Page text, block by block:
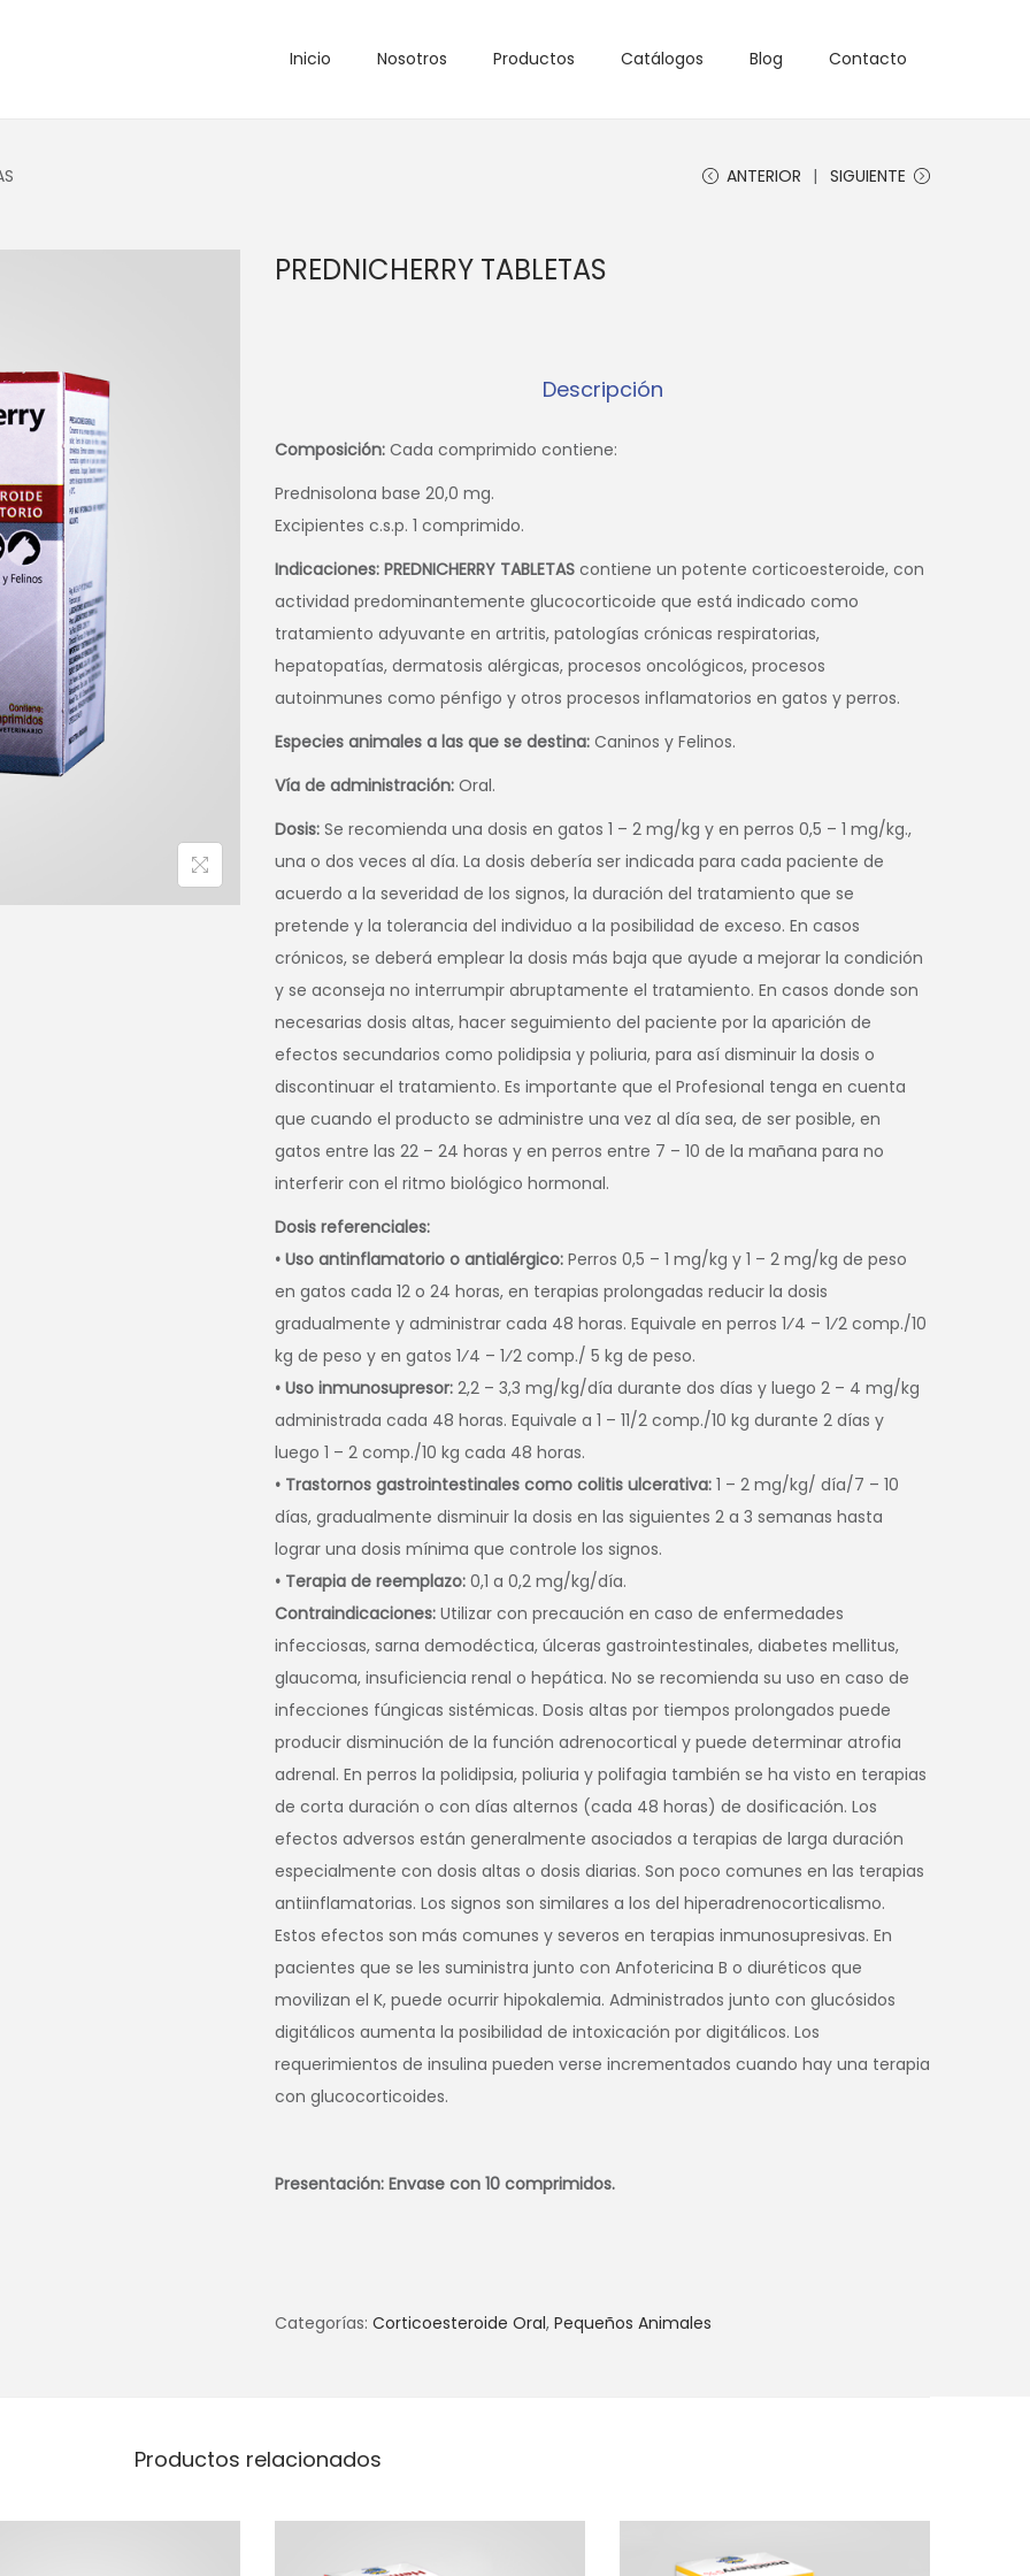
Inicio Nosotros Productos Catálogos Blog Contacto
ANTERIOR SIGUIENTE
PREDNICHERRY TABLETAS
Descripción
Composición: Cada comprimido contiene:
Prednisolona base 20,0 mg.
Excipientes c.s.p. 1 comprimido.
Indicaciones: PREDNICHERRY TABLETAS contiene un potente corticoesteroide, con
actividad predominantemente glucocorticoide que está indicado como
tratamiento adyuvante en artritis, patologías crónicas respiratorias,
hepatopatías, dermatosis alérgicas, procesos oncológicos, procesos
autoinmunes como pénfigo y otros procesos inflamatorios en gatos y perros.
Especies animales a las que se destina: Caninos y Felinos.
Vía de administración: Oral.
Dosis: Se recomienda una dosis en gatos 1 – 2 mg/kg y en perros 0,5 – 1 mg/kg.,
una o dos veces al día. La dosis debería ser indicada para cada paciente de
acuerdo a la severidad de los signos, la duración del tratamiento que se
pretende y la tolerancia del individuo a la posibilidad de exceso. En casos
crónicos, se deberá emplear la dosis más baja que ayude a mejorar la condición
y se aconseja no interrumpir abruptamente el tratamiento. En casos donde son
necesarias dosis altas, hacer seguimiento del paciente por la aparición de
efectos secundarios como polidipsia y poliuria, para así disminuir la dosis o
discontinuar el tratamiento. Es importante que el Profesional tenga en cuenta
que cuando el producto se administre una vez al día sea, de ser posible, en
gatos entre las 22 – 24 horas y en perros entre 7 – 10 de la mañana para no
interferir con el ritmo biológico hormonal.
Dosis referenciales:
• Uso antinflamatorio o antialérgico: Perros 0,5 – 1 mg/kg y 1 – 2 mg/kg de peso
en gatos cada 12 o 24 horas, en terapias prolongadas reducir la dosis
gradualmente y administrar cada 48 horas. Equivale en perros 1⁄4 – 1⁄2 comp./10
kg de peso y en gatos 1⁄4 – 1⁄2 comp./ 5 kg de peso.
• Uso inmunosupresor: 2,2 – 3,3 mg/kg/día durante dos días y luego 2 – 4 mg/kg
administrada cada 48 horas. Equivale a 1 – 11/2 comp./10 kg durante 2 días y
luego 1 – 2 comp./10 kg cada 48 horas.
• Trastornos gastrointestinales como colitis ulcerativa: 1 – 2 mg/kg/ día/7 – 10
días, gradualmente disminuir la dosis en las siguientes 2 a 3 semanas hasta
lograr una dosis mínima que controle los signos.
• Terapia de reemplazo: 0,1 a 0,2 mg/kg/día.
Contraindicaciones: Utilizar con precaución en caso de enfermedades
infecciosas, sarna demodéctica, úlceras gastrointestinales, diabetes mellitus,
glaucoma, insuficiencia renal o hepática. No se recomienda su uso en caso de
infecciones fúngicas sistémicas. Dosis altas por tiempos prolongados puede
producir disminución de la función adrenocortical y puede determinar atrofia
adrenal. En perros la polidipsia, poliuria y polifagia también se ha visto en terapias
de corta duración o con días alternos (cada 48 horas) de dosificación. Los
efectos adversos están generalmente asociados a terapias de larga duración
especialmente con dosis altas o dosis diarias. Son poco comunes en las terapias
antiinflamatorias. Los signos son similares a los del hiperadrenocorticalismo.
Estos efectos son más comunes y severos en terapias inmunosupresivas. En
pacientes que se les suministra junto con Anfotericina B o diuréticos que
movilizan el K, puede ocurrir hipokalemia. Administrados junto con glucósidos
digitálicos aumenta la posibilidad de intoxicación por digitálicos. Los
requerimientos de insulina pueden verse incrementados cuando hay una terapia
con glucocorticoides.
Presentación: Envase con 10 comprimidos.
Categorías: Corticoesteroide Oral, Pequeños Animales
Productos relacionados